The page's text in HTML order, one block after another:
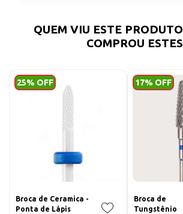
QUEM VIU ESTE
COMPROU ESTES
25% OFF
Broca de Ceramica -
Ponta de Lápis
17% OFF
Broca de
Tungstênio